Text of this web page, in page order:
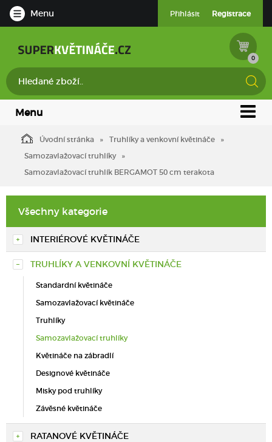
Menu Přihlásit Registrace
0
Menu
Úvodní stránka
Truhlíky a venkovní květináče
Samozavlažovací truhlíky
Samozavlažovací truhlík BERGAMOT 50 cm terakota
Všechny kategorie
INTERIÉROVÉ KVĚTINÁČE
TRUHLÍKY A VENKOVNÍ KVĚTINÁČE
Standardní květináče
Samozavlažovací květináče
Truhlíky
Samozavlažovací truhlíky
Květináče na zábradlí
Designové květináče
Misky pod truhlíky
Závěsné květináče
RATANOVÉ KVĚTINÁČE